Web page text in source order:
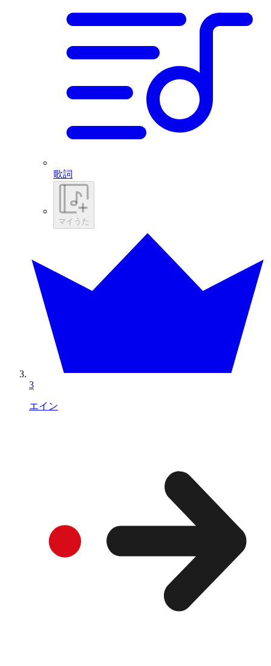
歌詞
マイうた
3
エイン